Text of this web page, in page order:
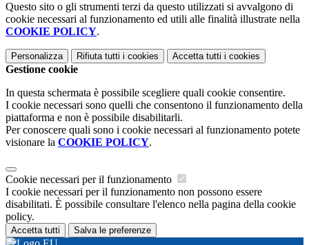
Questo sito o gli strumenti terzi da questo utilizzati si avvalgono di
cookie necessari al funzionamento ed utili alle finalità illustrate nella
COOKIE POLICY.
Personalizza Rifiuta tutti i cookies Accetta tutti i cookies
Gestione cookie
In questa schermata è possibile scegliere quali cookie consentire.
I cookie necessari sono quelli che consentono il funzionamento della
piattaforma e non è possibile disabilitarli.
Per conoscere quali sono i cookie necessari al funzionamento potete
visionare la COOKIE POLICY.
Cookie necessari per il funzionamento
I cookie necessari per il funzionamento non possono essere
disabilitati. È possibile consultare l'elenco nella pagina della cookie
policy.
Accetta tutti Salva le preferenze